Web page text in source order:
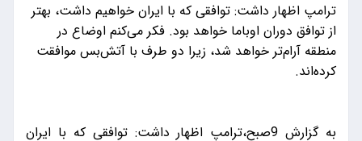
ترامپ اظهار داشت: توافقی که با ایران خواهیم داشت، بهتر
از توافق دوران اوباما خواهد بود. فکر می‌کنم اوضاع در
منطقه آرام‌تر خواهد شد، زیرا دو طرف با آتش‌بس موافقت
کرده‌اند.
به گزارش 9صبح،ترامپ اظهار داشت: توافقی که با ایران